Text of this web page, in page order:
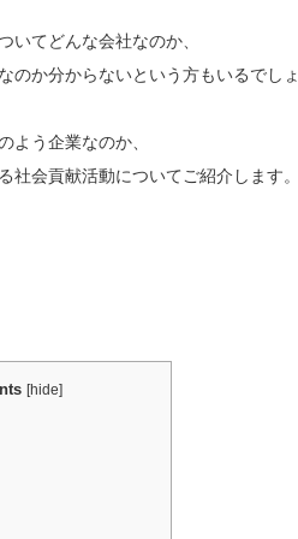
いてどんな会社なのか、
のか分からないという方もいるでしょ
よう企業なのか、
社会貢献活動についてご紹介します。
[hide]